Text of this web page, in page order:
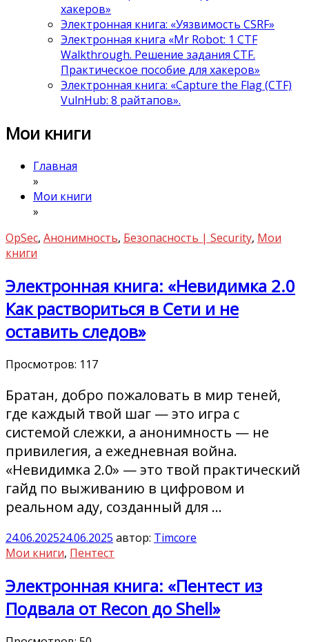
хакеров»
Электронная книга: «Уязвимость CSRF»
Электронная книга «Mr Robot: 1 CTF
Walkthrough. Решение задания CTF.
Практическое пособие для хакеров»
Электронная книга: «Capture the Flag (CTF)
VulnHub: 8 райтапов».
Мои книги
Главная
»
Мои книги
»
OpSec, Анонимность, Безопасность | Security, Мои
книги
Электронная книга: «Невидимка 2.0
Как раствориться в Сети и не
оставить следов»
Просмотров: 117
Братан, добро пожаловать в мир теней,
где каждый твой шаг — это игра с
системой слежки, а анонимность — не
привилегия, а ежедневная война.
«Невидимка 2.0» — это твой практический
гайд по выживанию в цифровом и
реальном аду, созданный для …
24.06.202524.06.2025 автор: Timcore
Мои книги, Пентест
Электронная книга: «Пентест из
Подвала от Recon до Shell»